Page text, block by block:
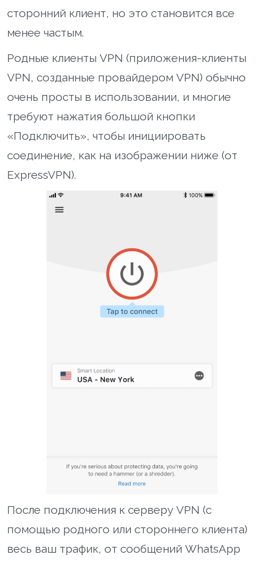
сторонний клиент, но это становится все
менее частым.
Родные клиенты VPN (приложения-клиенты
VPN, созданные провайдером VPN) обычно
очень просты в использовании, и многие
требуют нажатия большой кнопки
«Подключить», чтобы инициировать
соединение, как на изображении ниже (от
ExpressVPN).
После подключения к серверу VPN (с
помощью родного или стороннего клиента)
весь ваш трафик, от сообщений WhatsApp